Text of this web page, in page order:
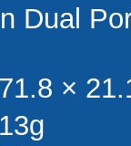
Dual
×